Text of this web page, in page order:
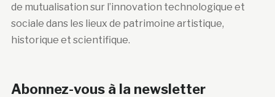
de mutualisation sur l’innovation technologique et
sociale dans les lieux de patrimoine artistique,
historique et scientifique.
Abonnez-vous à la newsletter